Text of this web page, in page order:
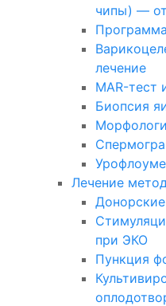
чипы) —
лечение
MAR-тест
Биопсия
Лечение
при ЭКО
Пункция